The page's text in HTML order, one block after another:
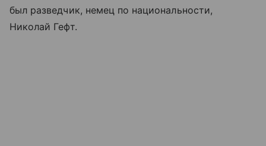
был разведчик, немец по национальности,
Николай Гефт.